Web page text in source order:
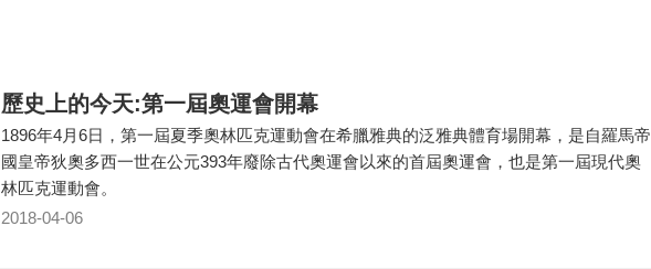
歷史上的今天:第一屆奧運會開幕
1896年4月6日，第一屆夏季奧林匹克運動會在希臘雅典的泛雅典體育場開幕，是自羅馬帝
國皇帝狄奧多西一世在公元393年廢除古代奧運會以來的首屆奧運會，也是第一屆現代奧
林匹克運動會。
2018-04-06